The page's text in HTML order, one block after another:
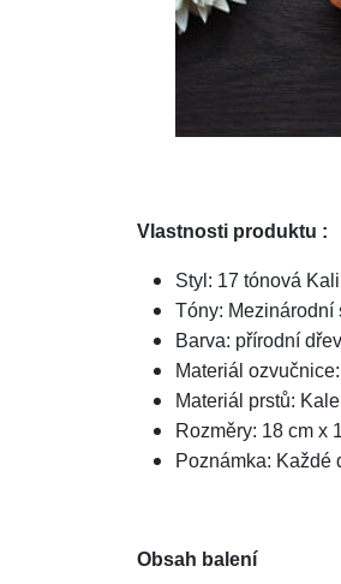
Vlastnosti produktu :
Styl: 17 tónová
Tóny: Mezinárodní
Barva: přírodní
Materiál
Materiál prstů:
Rozměry: 18 cm x
Poznámka: Každé
Obsah balení